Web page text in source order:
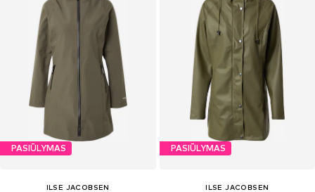
PASIŪLYMAS
ILSE JACOBSEN
PASIŪLYMAS
ILSE JACOBSEN